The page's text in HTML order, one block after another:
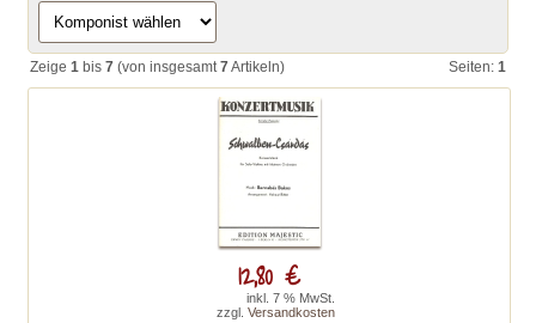
Zeige 1 bis 7 (von insgesamt7Artikeln) Seiten: 1
12,80 €
inkl. 7 % MwSt.
zzgl. Versandkosten